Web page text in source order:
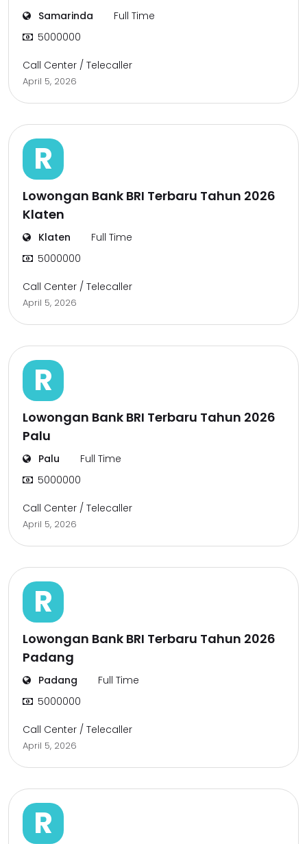
Samarinda
Full Time
5000000
Call Center / Telecaller
April 5, 2026
R
Lowongan Bank BRI Terbaru Tahun 2026
Klaten
Klaten
Full Time
5000000
Call Center / Telecaller
April 5, 2026
R
Lowongan Bank BRI Terbaru Tahun 2026
Palu
Palu
Full Time
5000000
Call Center / Telecaller
April 5, 2026
R
Lowongan Bank BRI Terbaru Tahun 2026
Padang
Padang
Full Time
5000000
Call Center / Telecaller
April 5, 2026
R